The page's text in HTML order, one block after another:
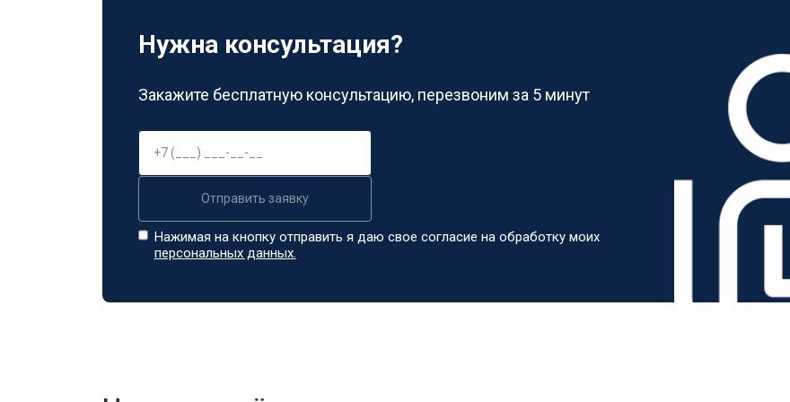
Замена заливного клапана
Замена расходомера
Замена разбрызгивателя от 40 мин
Нужна консультация?
Закажите бесплатную консультацию, перезвоним за 5 минут
Отправить заявку
Нажимая на кнопку отправить я даю свое согласие на обработку моих
персональных данных.